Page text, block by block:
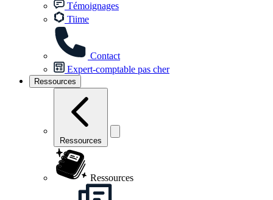
Témoignages
Tiime
Contact
Expert-comptable pas cher
Ressources
Ressources
Ressources